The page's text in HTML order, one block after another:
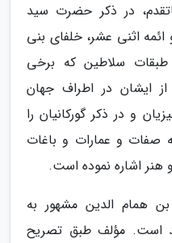
در ذکر حضرت سید
اثنی عشر، خلفای بنی
طبقات سلاطین که برخی
ایشان در اطراف جهان
و در ذکر گورکانیان را
صفات و عمارات و باغات
اشاره نموده است.
همام الدین مشهور به
است. مؤلف طبق تصریح